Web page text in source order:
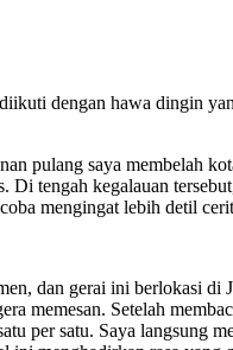
dengan hawa dingin
pulang saya membelah
Di tengah kegalauan
mengingat lebih detil
dan gerai ini berlokasi
memesan. Setelah
per satu. Saya langsung